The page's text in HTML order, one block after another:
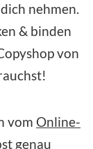
nehmen.
& binden
von
vom Online-
genau